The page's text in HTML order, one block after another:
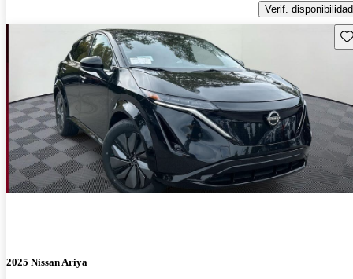
Verif. disponibilidad
2025 Nissan Ariya